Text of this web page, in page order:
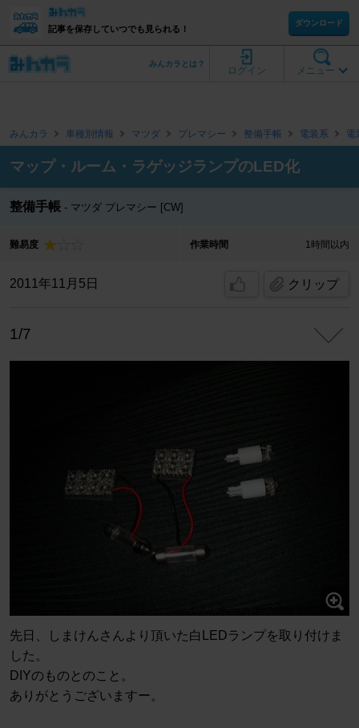
記事を保存していつでも見られる！
ダウンロード
メニュー
ログイン
みんカラとは？
みんカラ 車種別情報 マツダ プレマシー 整備手帳 電装系 電
マップ・ルーム・ラゲッジランプのLED化
整備手帳 マツダ プレマシー [CW]
難易度 作業時間 1時間以内
2011年11月5日 クリップ
1/7
先日、しまけんさんより頂いた白LEDランプを取り付けま
した。
DIYのものとのこと。
ありがとうございますー。